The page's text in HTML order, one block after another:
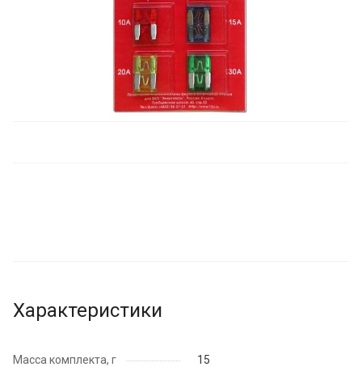
Характеристики
Масса комплекта, г 15